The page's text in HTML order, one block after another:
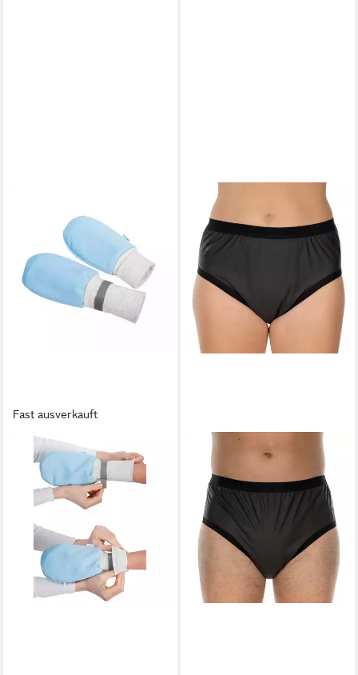
Fast ausverkauft
Schlafoverall Suprima
Kinder-Schutzhandschuh
38,55 €
in 8-10 Werktagen bei dir